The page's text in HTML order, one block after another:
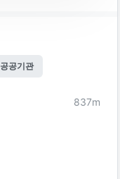
공공기관
837m